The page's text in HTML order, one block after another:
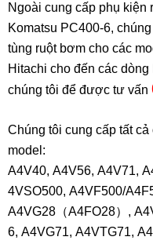
Ngoài cung cấp phụ kiện
Komatsu PC400-6,
tùng ruột bơm cho các
Hitachi cho đến các
chúng tôi để được tư vấn
Chúng tôi cung cấp tất
model:
A4V40, A4V56, A4V71,
4VSO500, A4VF500/
A4VG28（A4FO28）,
6, A4VG71, A4VTG71,